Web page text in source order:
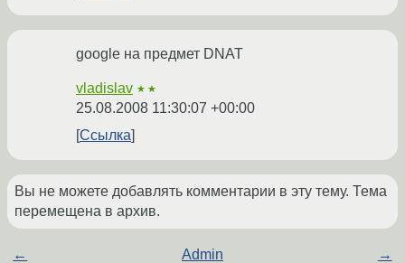
google на предмет DNAT
vladislav ★★
25.08.2008 11:30:07 +00:00
Ссылка
Вы не можете добавлять комментарии в эту тему. Тема
перемещена в архив.
← Admin →